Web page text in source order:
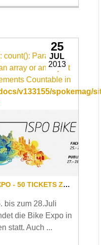
video_item.inc
: count(): Parameter
array or an object
Countable in
v133155/spokemag/
BIKE EXPO - 50 TICKETS ZU GEWINNEN
bis zum 28.Juli
die Bike Expo in
statt. Auch ...
25
JUL
2013